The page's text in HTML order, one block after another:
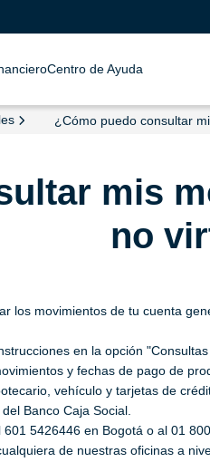
Centro de Ayuda
¿Cómo puedo consultar
mis
no
los movimientos de tu cuenta
en la opción
y fechas de pago de
vehículo y tarjetas de
Banco Caja Social.
5426446 en Bogotá o al 01
de nuestras oficinas a